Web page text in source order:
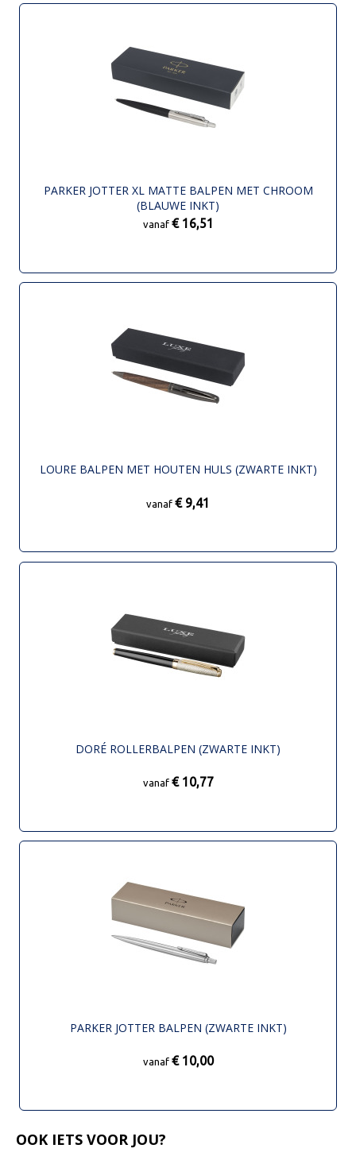
PARKER JOTTER XL MATTE BALPEN MET CHROOM
(BLAUWE INKT)
vanaf € 16,51
LOURE BALPEN MET HOUTEN HULS (ZWARTE INKT)
vanaf € 9,41
DORÉ ROLLERBALPEN (ZWARTE INKT)
vanaf € 10,77
PARKER JOTTER BALPEN (ZWARTE INKT)
vanaf € 10,00
OOK IETS VOOR JOU?